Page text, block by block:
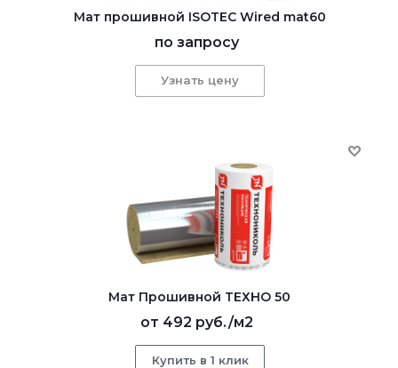
Мат прошивной ISOTEC Wired mat60
по запросу
Узнать цену
Мат Прошивной ТЕХНО 50
от 492 руб./м2
Купить в 1 клик